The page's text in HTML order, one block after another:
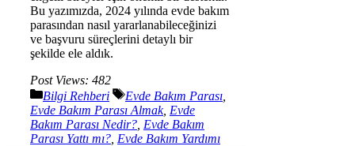
Bu yazımızda, 2024 yılında evde bakım
parasından nasıl yararlanabileceğinizi
ve başvuru süreçlerini detaylı bir
şekilde ele aldık.
Post Views: 482
Kategoriler
Bilgi Rehberi Etiketler
Evde Bakım Parası
Evde Bakım Parası Almak, Evde
Bakım Parası Nedir? Evde Bakım
Parası Yattı mı? Evde Bakım Yardımı